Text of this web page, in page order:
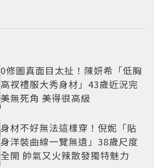
0修圖真面目太扯！陳妍希「低胸
高衩禮服大秀身材」43歲近況完
美無死角 美得很高級
身材不好無法這樣穿！倪妮「貼
身洋裝曲線一覽無遺」38歲尺度
全開 帥氣又火辣散發獨特魅力